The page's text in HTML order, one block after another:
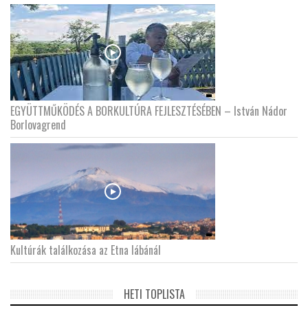
EGYÜTTMŰKÖDÉS A BORKULTÚRA FEJLESZTÉSÉBEN – István Nádor
Borlovagrend
Kultúrák találkozása az Etna lábánál
HETI TOPLISTA